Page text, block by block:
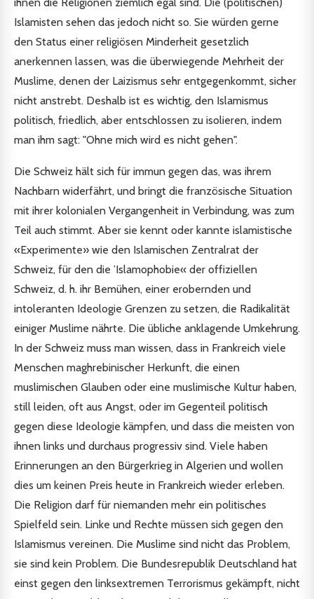
ihnen die Religionen ziemlich egal sind. Die (politischen)
Islamisten sehen das jedoch nicht so. Sie würden gerne
den Status einer religiösen Minderheit gesetzlich
anerkennen lassen, was die überwiegende Mehrheit der
Muslime, denen der Laizismus sehr entgegenkommt, sicher
nicht anstrebt. Deshalb ist es wichtig, den Islamismus
politisch, friedlich, aber entschlossen zu isolieren, indem
man ihm sagt: "Ohne mich wird es nicht gehen".
Die Schweiz hält sich für immun gegen das, was ihrem
Nachbarn widerfährt, und bringt die französische Situation
mit ihrer kolonialen Vergangenheit in Verbindung, was zum
Teil auch stimmt. Aber sie kennt oder kannte islamistische
«Experimente» wie den Islamischen Zentralrat der
Schweiz, für den die ’Islamophobie« der offiziellen
Schweiz, d. h. ihr Bemühen, einer erobernden und
intoleranten Ideologie Grenzen zu setzen, die Radikalität
einiger Muslime nährte. Die übliche anklagende Umkehrung.
In der Schweiz muss man wissen, dass in Frankreich viele
Menschen maghrebinischer Herkunft, die einen
muslimischen Glauben oder eine muslimische Kultur haben,
still leiden, oft aus Angst, oder im Gegenteil politisch
gegen diese Ideologie kämpfen, und dass die meisten von
ihnen links und durchaus progressiv sind. Viele haben
Erinnerungen an den Bürgerkrieg in Algerien und wollen
dies um keinen Preis heute in Frankreich wieder erleben.
Die Religion darf für niemanden mehr ein politisches
Spielfeld sein. Linke und Rechte müssen sich gegen den
Islamismus vereinen. Die Muslime sind nicht das Problem,
sie sind kein Problem. Die Bundesrepublik Deutschland hat
einst gegen den linksextremen Terrorismus gekämpft, nicht